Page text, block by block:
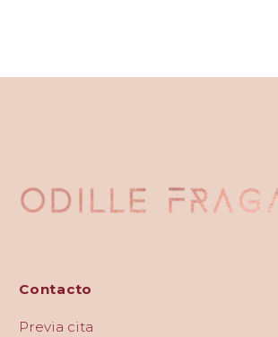
Contacto
Previa cita